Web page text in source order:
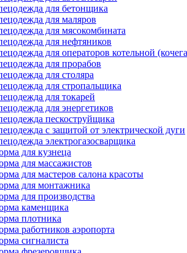
для бетонщика
для маляров
для мясокомбината
для нефтяников
для операторов котельной
для прорабов
для столяра
для стропальщика
для токарей
для энергетиков
пескоструйщика
с защитой от электрической дуги
электрогазосварщика
для кузнеца
для массажистов
для мастеров салона красоты
для монтажника
для производства
каменщика
плотника
работников аэропорта
сигналиста